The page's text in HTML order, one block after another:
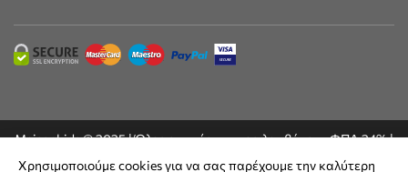
Maisonkids © 2025 | Όλες οι τιμές συμπεριλαμβάνουν ΦΠΑ 24% |
Built by
DesignFlow
Χρησιμοποιούμε cookies για να σας παρέχουμε την καλύτερη